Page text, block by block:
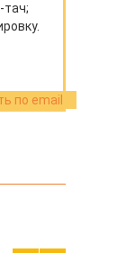
тач;
по email